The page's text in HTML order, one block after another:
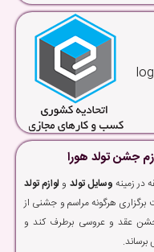
جشن تولد هورا
وسایل تولد و لوازم تولد
برگزاری هرگونه مراسم و جشنی از
عقد و عروسی برطرف کند و